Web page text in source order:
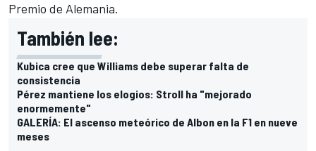
Premio de Alemania.
También lee:
Kubica cree que Williams debe superar falta de
consistencia
Pérez mantiene los elogios: Stroll ha "mejorado
enormemente"
GALERÍA: El ascenso meteórico de Albon en la F1 en nueve
meses